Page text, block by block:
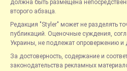
должна быть размещена
второго абзаца.
Редакция "Styler" может не разделять
публикаций. Оценочные суждения,
Украины, не подлежат опровержению
За достоверность, содержание и
законодательства рекламных